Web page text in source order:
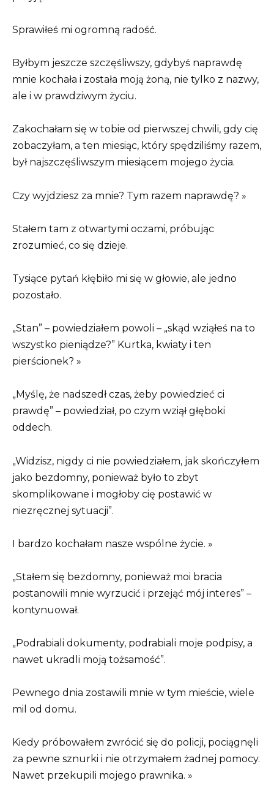
Sprawiłeś mi ogromną radość.
Byłbym jeszcze szczęśliwszy, gdybyś naprawdę
mnie kochała i została moją żoną, nie tylko z nazwy,
ale i w prawdziwym życiu.
Zakochałam się w tobie od pierwszej chwili, gdy cię
zobaczyłam, a ten miesiąc, który spędziliśmy razem,
był najszczęśliwszym miesiącem mojego życia.
Czy wyjdziesz za mnie? Tym razem naprawdę? »
Stałem tam z otwartymi oczami, próbując
zrozumieć, co się dzieje.
Tysiące pytań kłębiło mi się w głowie, ale jedno
pozostało.
„Stan” – powiedziałem powoli – „skąd wziąłeś na to
wszystko pieniądze?” Kurtka, kwiaty i ten
pierścionek? »
„Myślę, że nadszedł czas, żeby powiedzieć ci
prawdę” – powiedział, po czym wziął głęboki
oddech.
„Widzisz, nigdy ci nie powiedziałem, jak skończyłem
jako bezdomny, ponieważ było to zbyt
skomplikowane i mogłoby cię postawić w
niezręcznej sytuacji”.
I bardzo kochałam nasze wspólne życie. »
„Stałem się bezdomny, ponieważ moi bracia
postanowili mnie wyrzucić i przejąć mój interes” –
kontynuował.
„Podrabiali dokumenty, podrabiali moje podpisy, a
nawet ukradli moją tożsamość”.
Pewnego dnia zostawili mnie w tym mieście, wiele
mil od domu.
Kiedy próbowałem zwrócić się do policji, pociągnęli
za pewne sznurki i nie otrzymałem żadnej pomocy.
Nawet przekupili mojego prawnika. »